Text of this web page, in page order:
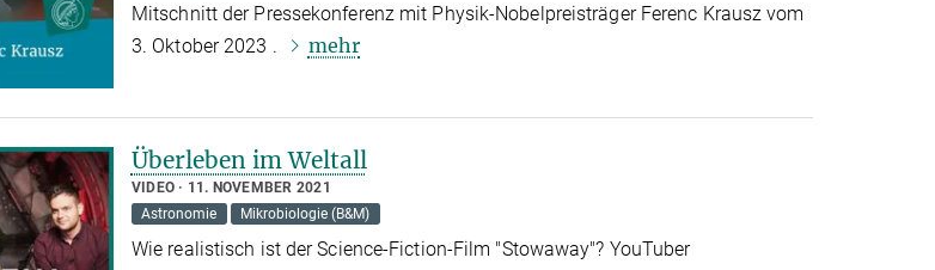
Mitschnitt der Pressekonferenz mit Physik-Nobelpreisträger Ferenc Krausz vom
3. Oktober 2023 .
mehr
Überleben im Weltall
VIDEO
11. NOVEMBER 2021
Astronomie
Mikrobiologie (B&M)
Wie realistisch ist der Science-Fiction-Film "Stowaway"? YouTuber